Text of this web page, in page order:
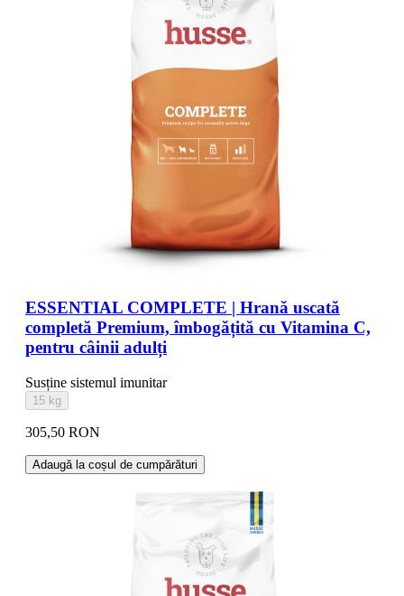
ESSENTIAL COMPLETE | Hrană uscată
completă Premium, îmbogățită cu Vitamina C,
pentru câinii adulți
Susține sistemul imunitar
15 kg
305,50 RON
Adaugă la coșul de cumpărături